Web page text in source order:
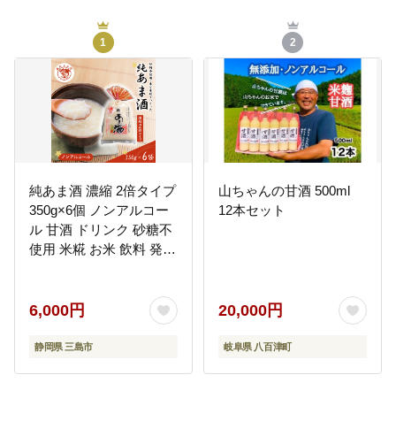
1
純あま酒 濃縮 2倍タイプ
350g×6個 ノンアルコー
ル 甘酒 ドリンク 砂糖不
使用 米糀 お米 飲料 発酵
6,000円
静岡県 三島市
2
山ちゃんの甘酒 500ml
12本セット
20,000円
岐阜県 八百津町